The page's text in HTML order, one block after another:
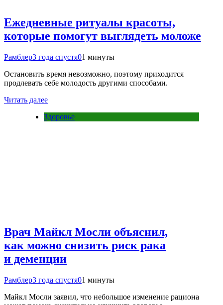
Ежедневные ритуалы красоты,
которые помогут выглядеть моложе
Рамблер3 года спустя01 минуты
Остановить время невозможно, поэтому приходится
продлевать себе молодость другими способами.
Читать далее
Здоровье
Врач Майкл Мосли объяснил,
как можно снизить риск рака
и деменции
Рамблер3 года спустя01 минуты
Майкл Мосли заявил, что небольшое изменение рациона